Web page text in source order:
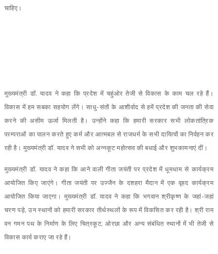
चाहिए।
मुख्यमंत्री डॉ. यादव ने कहा कि प्रदेश में चहुंओर तेजी से विकास के काम चल रहे हैं।
विकास में हम सबका सहयोग लेंगे। साधु-संतों के आशीर्वाद से हमें प्रदेश की जनता की सेवा
करने की असीम ऊर्जा मिलती है। उन्होंने कहा कि हमारी सरकार सभी लोकतांत्रिक
परम्पराओं का पालन करते हुए कर्म और आत्मबल से राजधर्म के सभी दायित्वों का निर्वहन कर
रही है। मुख्यमंत्री डॉ. यादव ने सभी को अन्नकूट महोत्सव की बधाई और शुभकामनाएं दीं।
मुख्यमंत्री डॉ. यादव ने कहा कि आने वाली गीता जयंती पर प्रदेश में धूमधाम से कार्यक्रम
आयोजित किए जाएंगे। गीता जयंती पर उज्जैन के दशहरा मैदान में एक वृहद कार्यक्रम
आयोजित किया जाएगा। मुख्यमंत्री डॉ. यादव ने कहा कि भगवान श्रीकृष्ण के जहां-जहां
चरण पड़े, उन स्थानों को हमारी सरकार तीर्थस्थलों के रूप में विकसित कर रही है। श्री राम
वन गमन पथ के निर्माण के लिए चित्रकूट, ओरछा और अन्य संबंधित स्थानों में भी तेजी से
विकास कार्य कराए जा रहे हैं।